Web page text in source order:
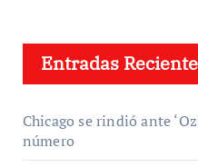
Entradas
Chicago se rindió ante
número